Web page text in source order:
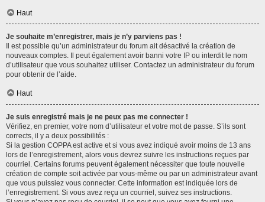
Haut
Je souhaite m’enregistrer, mais je n’y parviens pas !
Il est possible qu’un administrateur du forum ait désactivé la création de
nouveaux comptes. Il peut également avoir banni votre IP ou interdit le nom
d’utilisateur que vous souhaitez utiliser. Contactez un administrateur du forum
pour obtenir de l’aide.
Haut
Je suis enregistré mais je ne peux pas me connecter !
Vérifiez, en premier, votre nom d’utilisateur et votre mot de passe. S’ils sont
corrects, il y a deux possibilités :
Si la gestion COPPA est active et si vous avez indiqué avoir moins de 13 ans
lors de l’enregistrement, alors vous devrez suivre les instructions reçues par
courriel. Certains forums peuvent également nécessiter que toute nouvelle
création de compte soit activée par vous-même ou par un administrateur avant
que vous puissiez vous connecter. Cette information est indiquée lors de
l’enregistrement. Si vous avez reçu un courriel, suivez ses instructions.